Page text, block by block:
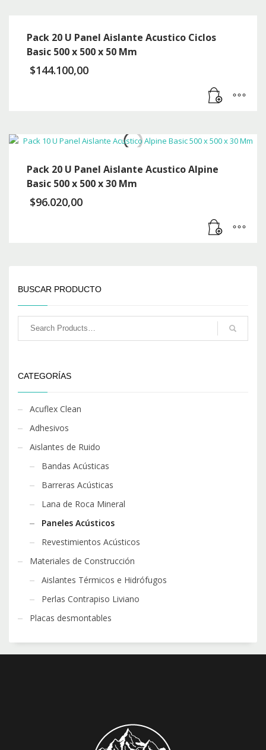
Pack 20 U Panel Aislante Acustico Ciclos
Basic 500 x 500 x 50 Mm
$144.100,00
Pack 20 U Panel Aislante Acustico Alpine
Basic 500 x 500 x 30 Mm
$96.020,00
BUSCAR PRODUCTO
CATEGORÍAS
Acuflex Clean
Adhesivos
Aislantes de Ruido
Bandas Acústicas
Barreras Acústicas
Lana de Roca Mineral
Paneles Acústicos
Revestimientos Acústicos
Materiales de Construcción
Aislantes Térmicos e Hidrófugos
Perlas Contrapiso Liviano
Placas desmontables